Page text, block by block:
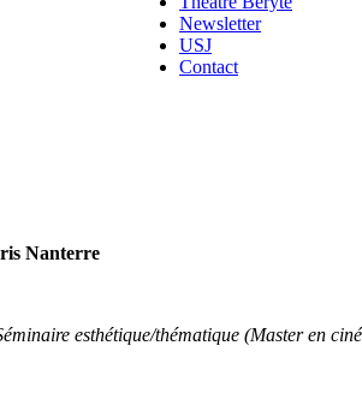
Newsletter
USJ
Contact
Nanterre
esthétique/thématique (Master en